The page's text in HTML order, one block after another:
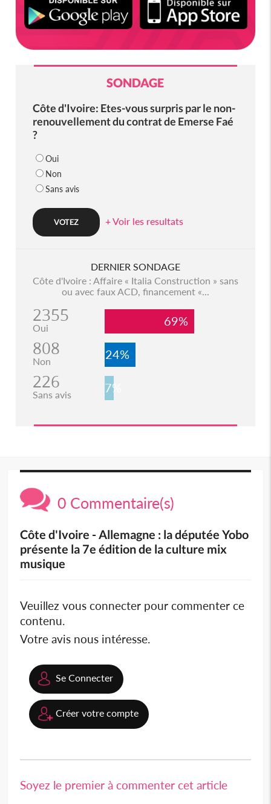
SONDAGE
Côte d'Ivoire: Etes-vous surpris par le non-
renouvellement du contrat de Emerse Faé
?
Oui
Non
Sans avis
+ Voir les resultats
DERNIER SONDAGE
Côte d'Ivoire : Affaire « Italia Construction » sans
ou avec faux ACD, financement «...
2355
Oui 69%
808
Non 24%
226
Sans avis 7%
0 Commentaire(s)
Côte d'Ivoire - Allemagne : la députée Yobo
présente la 7e édition de la culture mix
musique
Veuillez vous connecter pour commenter ce
contenu.
Votre avis nous intéresse.
Se Connecter
Créer votre compte
Soyez le premier à commenter cet article